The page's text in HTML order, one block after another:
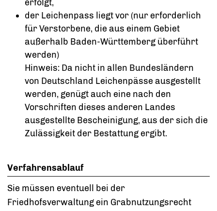
erfolgt,
der Leichenpass liegt vor (nur erforderlich
für Verstorbene, die aus einem Gebiet
außerhalb Baden-Württemberg überführt
werden)
Hinweis: Da nicht in allen Bundesländern
von Deutschland Leichenpässe ausgestellt
werden, genügt auch eine nach den
Vorschriften dieses anderen Landes
ausgestellte Bescheinigung, aus der sich die
Zulässigkeit der Bestattung ergibt.
Verfahrensablauf
Sie müssen eventuell bei der
Friedhofsverwaltung ein Grabnutzungsrecht